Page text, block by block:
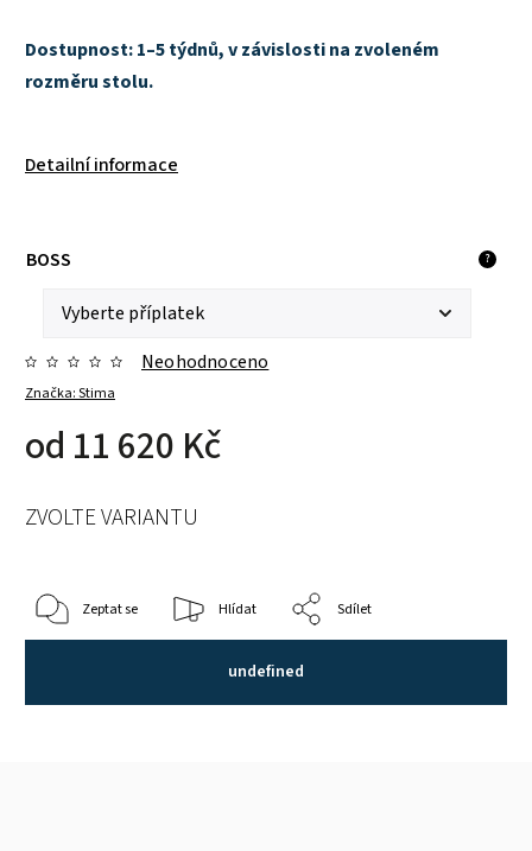
Dostupnost: 1–5 týdnů, v závislosti na zvoleném
rozměru stolu.
Detailní informace
BOSS ?
Značka:Stima
Neohodnoceno
od 11 620 Kč
ZVOLTE VARIANTU
Zeptat se Hlídat Sdílet
undefined